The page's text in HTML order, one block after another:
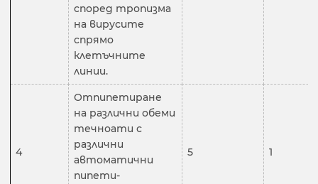
според тропизма
на вирусите
спрямо
клетъчните
линии.
4
Отпипетиране
на различни обеми
течноати с
различни
автоматични
пипети-
5 1